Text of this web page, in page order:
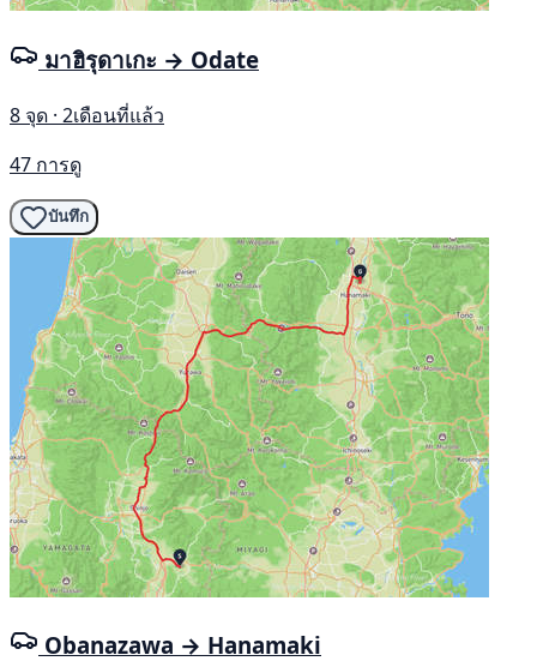
มาฮิรุดาเกะ → Odate
8 จุด · 2เดือนที่แล้ว
47 การดู
บันทึก
Obanazawa → Hanamaki